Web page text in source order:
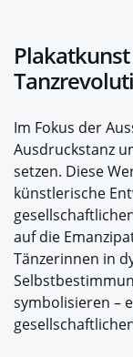
Im Fokus der
Ausdruckstanz
setzen. Diese
künstlerische
auf die
Tänzerinnen in
symbolisieren –